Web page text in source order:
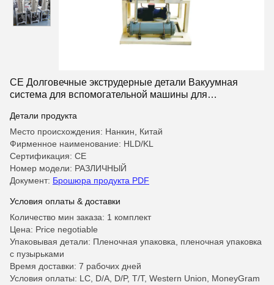
CE Долговечные экструдерные детали Вакуумная
система для вспомогательной машины для
Детали продукта
Место происхождения: Нанкин, Китай
Фирменное наименование: HLD/KL
Сертификация: CE
Номер модели: РАЗЛИЧНЫЙ
Документ: Брошюра продукта PDF
Условия оплаты & доставки
Количество мин заказа: 1 комплект
Цена: Price negotiable
Упаковывая детали: Пленочная упаковка, пленочная упаковка
с пузырьками
Время доставки: 7 рабочих дней
Условия оплаты: LC, D/A, D/P, T/T, Western Union, MoneyGram